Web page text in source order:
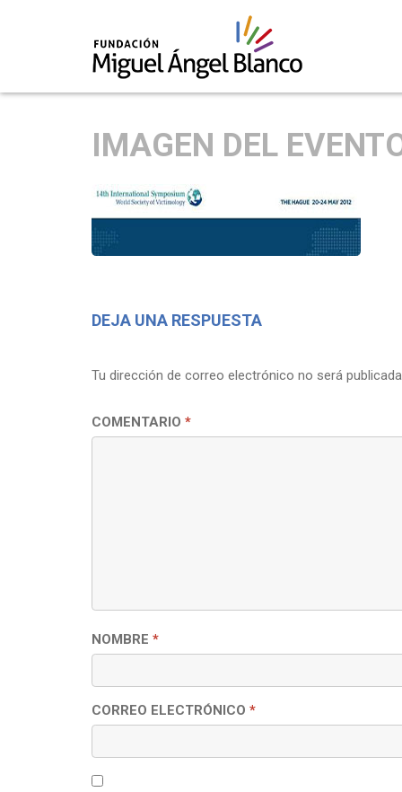
IMAGEN DEL
DEJA UNA RESPUESTA
Tu dirección de correo electrónico no será publicada.
COMENTARIO *
NOMBRE *
CORREO ELECTRÓNICO *